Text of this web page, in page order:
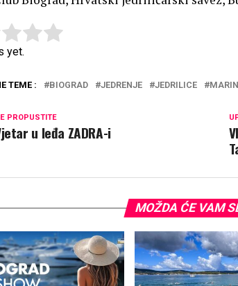
item:
yet.
TEME : BIOGRAD JEDRENJE JEDRILICE
PROPUSTITE
u leđa ZADRA-i
MOŽDA ĆE VAM